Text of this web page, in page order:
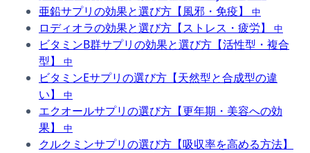
亜鉛サプリの効果と選び方【風邪・免疫】 中
ロディオラの効果と選び方【ストレス・疲労】 中
ビタミンB群サプリの効果と選び方【活性型・複合
型】
中
ビタミンEサプリの選び方【天然型と合成型の違
い】
中
エクオールサプリの選び方【更年期・美容への効
果】
中
クルクミンサプリの選び方【吸収率を高める方法】